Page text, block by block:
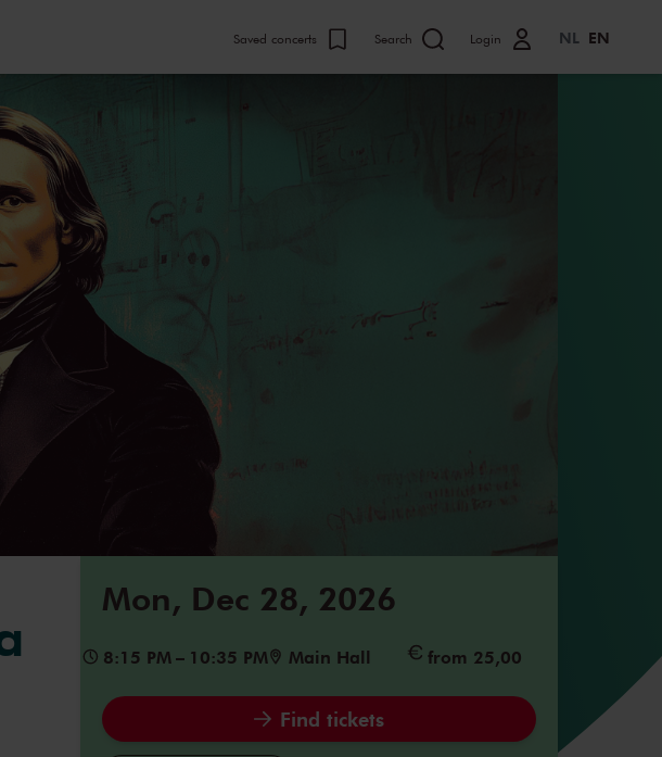
Saved concerts Search Login NL EN
Mon, Dec 28, 2026
8:15 PM – 10:35 PM Main Hall from 25,00
Find tickets